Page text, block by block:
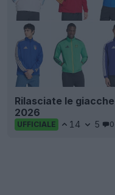
Rilasciate le
2026
UFFICIALE 14 5 0